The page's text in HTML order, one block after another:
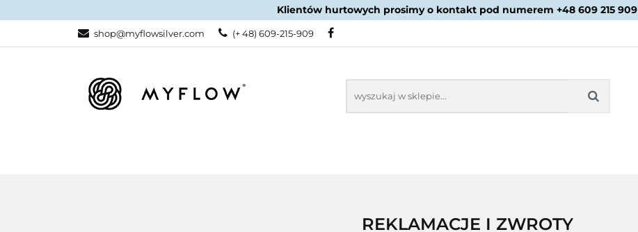
Klientów hurtowych prosimy o kontakt pod numerem +48 609 215 909
shop@myflowsilver.com (+ 48) 609-215-909
KATEGORIE PROMOCJE NOWOŚCI BESTSELLERY BLOG
REKLAMACJE I ZWROTY